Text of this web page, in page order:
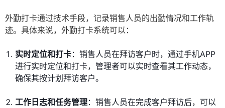
外勤打卡通过技术手段，记录销售人员的出勤情况和工作轨
迹。具体来说，外勤打卡系统可以：
实时定位和打卡：销售人员在拜访客户时，通过手机APP
进行实时定位和打卡，管理者可以实时查看其工作动态，
确保其按计划拜访客户。
工作日志和任务管理：销售人员在完成客户拜访后，可以